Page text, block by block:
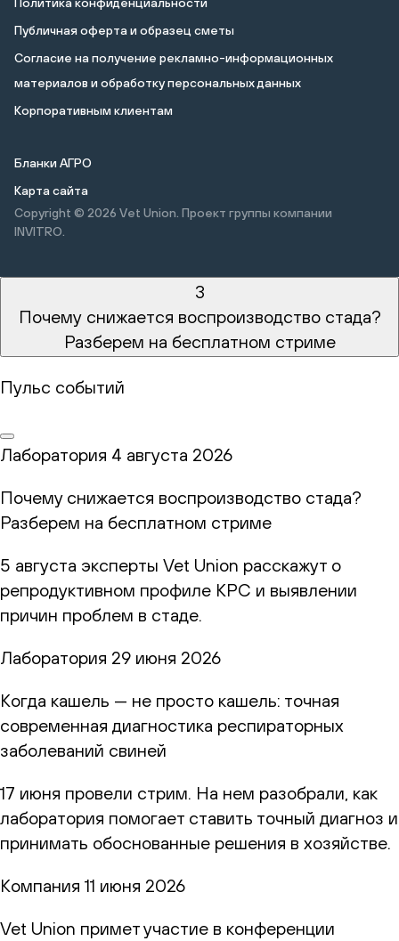
Публичная оферта и образец сметы
Cогласие на получение рекламно-информационных
материалов и обработку персональных данных
Корпоративным клиентам
Бланки АГРО
Карта сайта
Copyright © 2026 Vet Union. Проект группы компании
INVITRO.
3
Почему снижается воспроизводство стада?
Разберем на бесплатном стриме
Пульс событий
Лаборатория 4 августа 2026
Почему снижается воспроизводство стада?
Разберем на бесплатном стриме
5 августа эксперты Vet Union расскажут о
репродуктивном профиле КРС и выявлении
причин проблем в стаде.
Лаборатория 29 июня 2026
Когда кашель — не просто кашель: точная
современная диагностика респираторных
заболеваний свиней
17 июня провели стрим. На нем разобрали, как
лаборатория помогает ставить точный диагноз и
принимать обоснованные решения в хозяйстве.
Компания 11 июня 2026
Vet Union примет участие в конференции